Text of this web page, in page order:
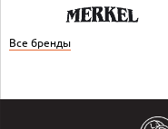
Все бренды